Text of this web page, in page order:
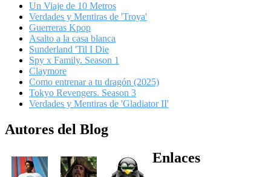
Un Viaje de 10 Metros
Verdades y Mentiras de 'Troya'
Guerreras Kpop
Asalto a la casa blanca
Sunderland 'Til I Die
Spy x Family. Season 1
Claymore
Como entrenar a tu dragón (2025)
Tokyo Revengers. Season 3
Verdades y Mentiras de 'Gladiator II'
Autores del Blog
Enlaces